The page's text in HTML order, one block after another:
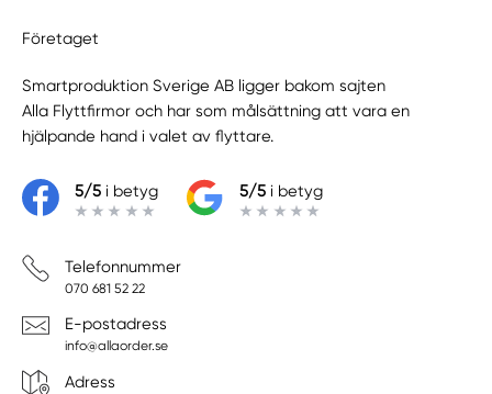
Företaget
Smartproduktion Sverige AB ligger bakom sajten
Alla Flyttfirmor och har som målsättning att vara en
hjälpande hand i valet av flyttare.
5/5i betyg 5/5i betyg
Telefonnummer
070 681 52 22
E-postadress
info@allaorder.se
Adress